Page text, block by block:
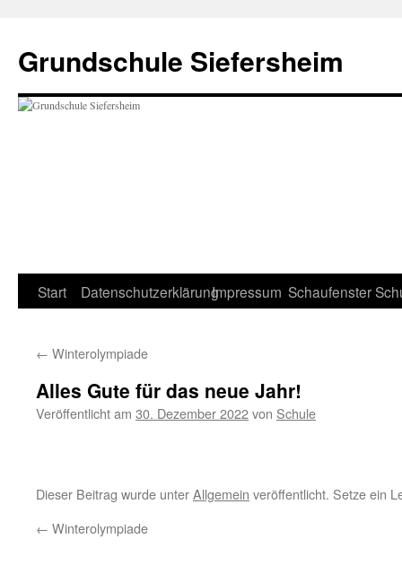
springen
Grundschule Siefersheim
Start DatenschutzerklärungImpressum Schaufenster
← Winterolympiade
Alles Gute für das neue Jahr!
Veröffentlicht am 30. Dezember 2022von Schule
Dieser Beitrag wurde unterAllgemein veröffentlicht. Setze ein
← Winterolympiade